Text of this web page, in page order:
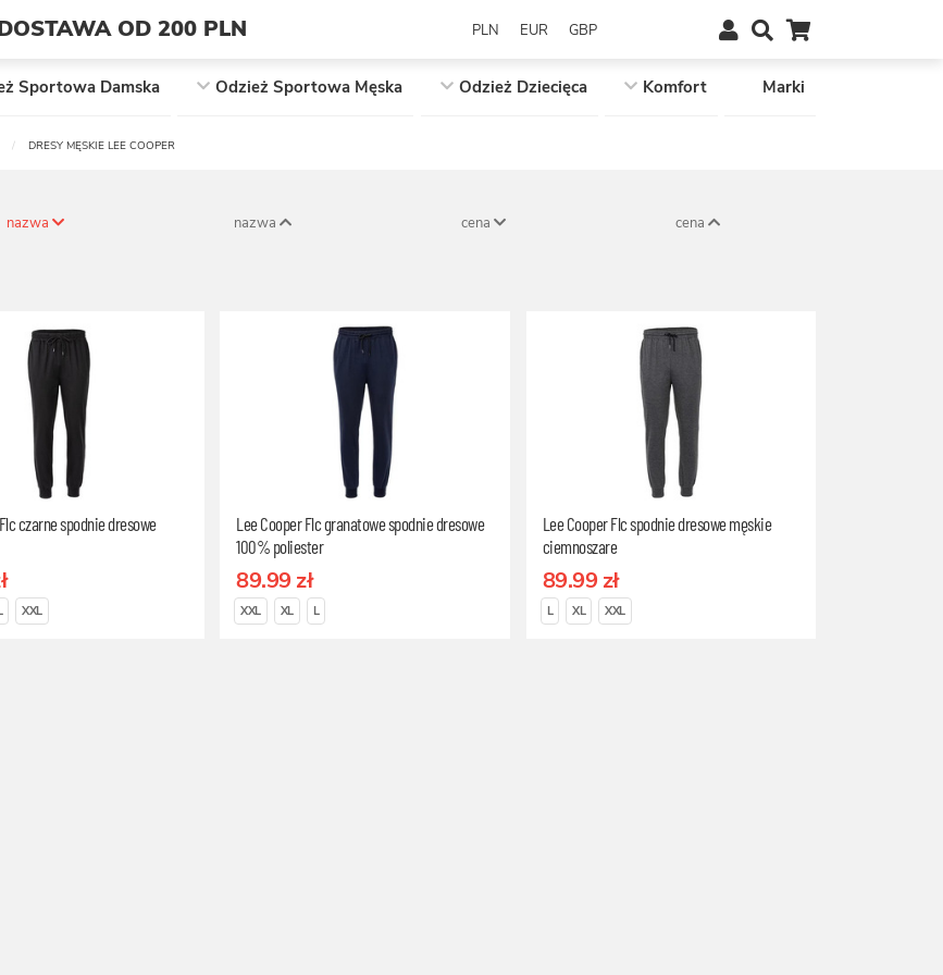
OD 200 PLN PLN EUR GBP
Sportowa Damska Odzież Sportowa Męska Odzież Dziecięca Komfort Marki
DRESY MĘSKIE LEE COOPER
nazwa nazwa cena cena
czarne spodnie dresowe
XXL
Lee Cooper Flc granatowe spodnie dresowe
100% poliester
89.99 zł
XXL XL L
Lee Cooper Flc spodnie dresowe męskie
ciemnoszare
89.99 zł
L XL XXL